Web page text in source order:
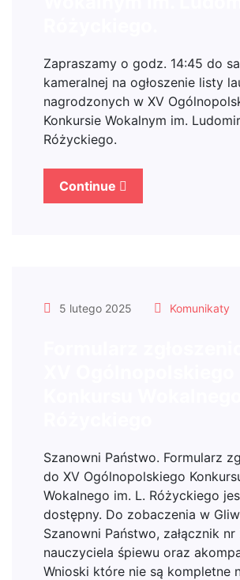
Zapraszamy o godz. 14:45 do
kameralnej na ogłoszenie listy
nagrodzonych w XV
Konkursie Wokalnym im.
Różyckiego.
Continue
5 lutego 2025 Komunikaty
Szanowni Państwo. Formularz
do XV Ogólnopolskiego
Wokalnego im. L. Różyckiego
dostępny. Do zobaczenia w
Szanowni Państwo, załącznik
nauczyciela śpiewu oraz
Wnioski które nie są kompletne